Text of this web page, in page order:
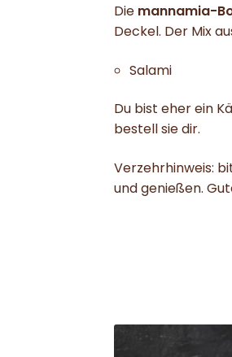
Die mannamia-
Deckel. Der Mix
Salami
Du bist eher ein
bestell sie dir.
Verzehrhinweis:
und genießen.